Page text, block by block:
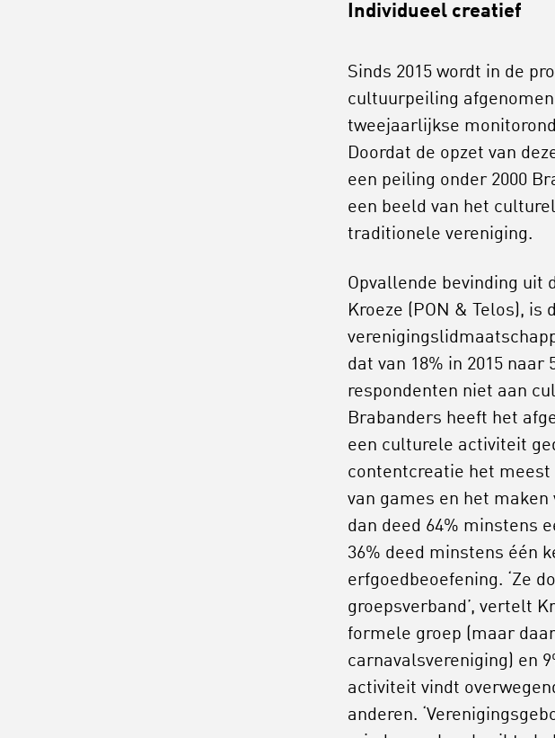
Individueel creatief
Sinds 2015 wordt in de
cultuurpeiling
tweejaarlijkse
Doordat de opzet van
een peiling onder 2000
een beeld van het
traditionele vereniging.
Opvallende bevinding uit
Kroeze (PON & Telos), is
dat van 18% in 2015 naar
respondenten niet aan
Brabanders heeft het
een culturele activiteit
contentcreatie het
van games en het
dan deed 64% minstens
36% deed minstens één
erfgoedbeoefening. ‘Ze
groepsverband’, vertelt
formele groep (maar
carnavalsvereniging) en
activiteit vindt
anderen.